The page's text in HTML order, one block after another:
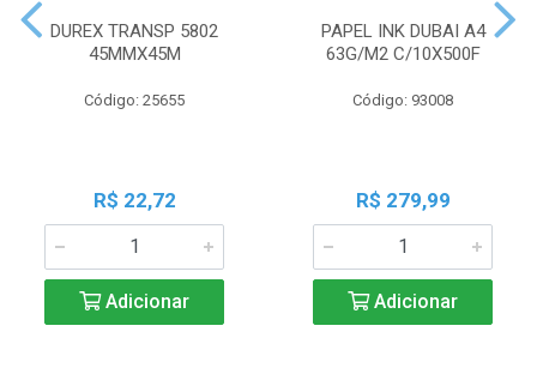
DUREX TRANSP 5802
45MMX45M
Código: 25655
R$ 22,72
Adicionar
PAPEL INK DUBAI A4
63G/M2 C/10X500F
Código: 93008
R$ 279,99
Adicionar